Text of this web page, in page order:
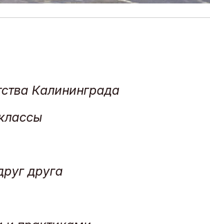
Калининграда
друга